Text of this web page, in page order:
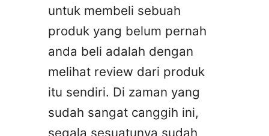
untuk membeli sebuah
produk yang belum pernah
anda beli adalah dengan
melihat review dari produk
itu sendiri. Di zaman yang
sudah sangat canggih ini,
segala sesuatunya sudah